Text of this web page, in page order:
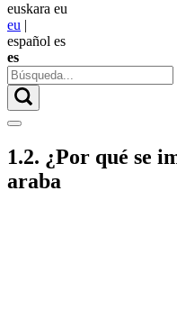
euskara eu
eu |
español es
es
1.2. ¿Por qué se
araba